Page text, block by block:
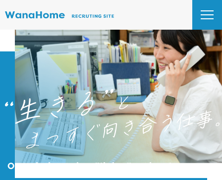
Our mission takes "living" seriously.